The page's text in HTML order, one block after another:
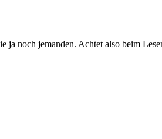
noch jemanden. Achtet also beim